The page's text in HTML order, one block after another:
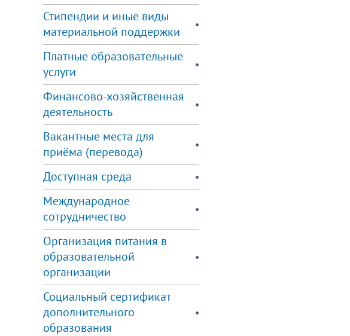
Стипендии и иные виды
материальной поддержки
Платные образовательные
услуги
Финансово-хозяйственная
деятельность
Вакантные места для
приёма (перевода)
Доступная среда
Международное
сотрудничество
Организация питания в
образовательной
организации
Социальный сертификат
дополнительного
образования